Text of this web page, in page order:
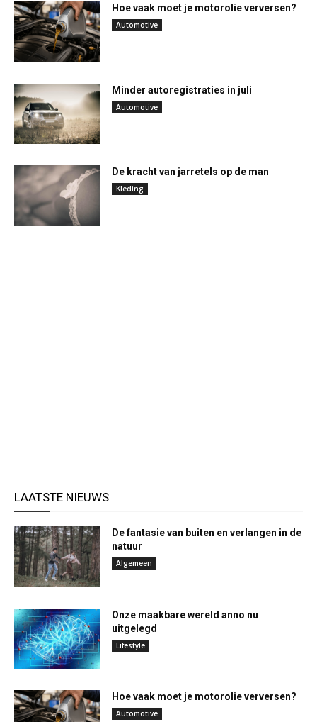
Hoe vaak moet je motorolie verversen?
Automotive
Minder autoregistraties in juli
Automotive
De kracht van jarretels op de man
Kleding
LAATSTE NIEUWS
De fantasie van buiten en verlangen in de
natuur
Algemeen
Onze maakbare wereld anno nu
uitgelegd
Lifestyle
Hoe vaak moet je motorolie verversen?
Automotive